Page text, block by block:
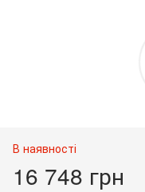
В наявності
16 748 грн